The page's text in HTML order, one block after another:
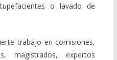
o lavado de
trabajo en comisiones,
magistrados, expertos